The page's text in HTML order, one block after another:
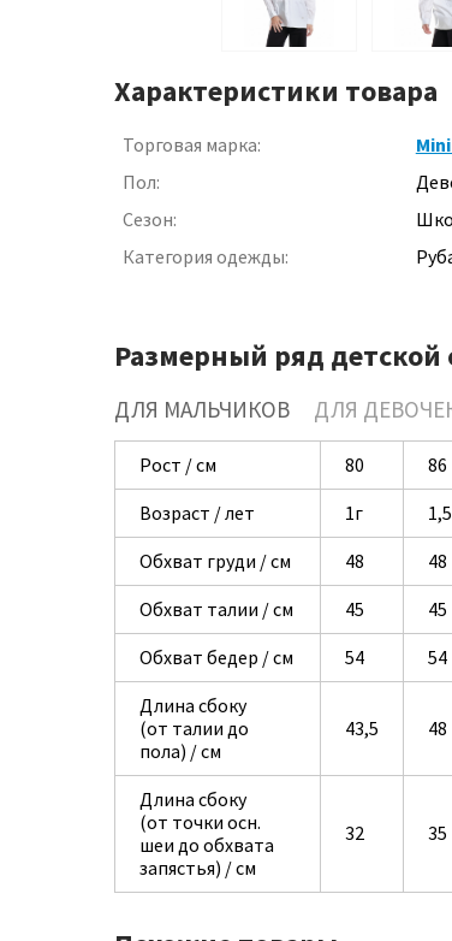
Характеристики товара
Торговая марка:
Пол:
Сезон:
Категория одежды:
Размерный ряд детской
ДЛЯ МАЛЬЧИКОВ ДЛЯ
Рост / см 80 86
Возраст / лет
1г
Обхват груди / см
48 48
Обхват талии / см
45 45
Обхват бедер / см
54 54
Длина сбоку
(от талии до
пола) / см
43,5 48
Длина сбоку
(от точки осн.
шеи до обхвата
запястья) / см
32 35